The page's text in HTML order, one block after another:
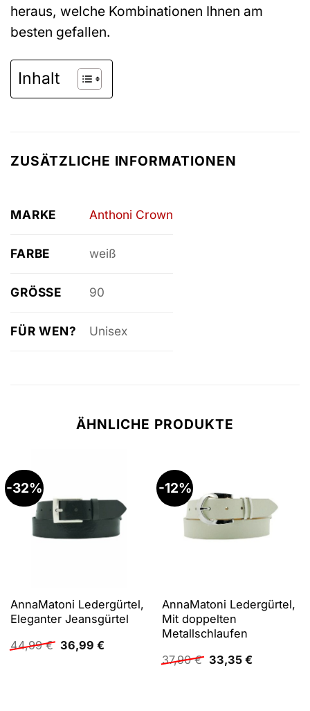
heraus, welche Kombinationen Ihnen am
besten gefallen.
Inhalt
ZUSÄTZLICHE INFORMATIONEN
MARKE Anthoni Crown
FARBE weiß
GRÖSSE 90
FÜR WEN? Unisex
ÄHNLICHE PRODUKTE
-32%
AnnaMatoni Ledergürtel,
Eleganter Jeansgürtel
44,99€ Ursprünglicher
Preis
36,99 €Aktueller
-12%
AnnaMatoni Ledergürtel,
Mit doppelten
Metallschlaufen
37,90€ Ursprünglicher
Preis
33,35 €Aktueller